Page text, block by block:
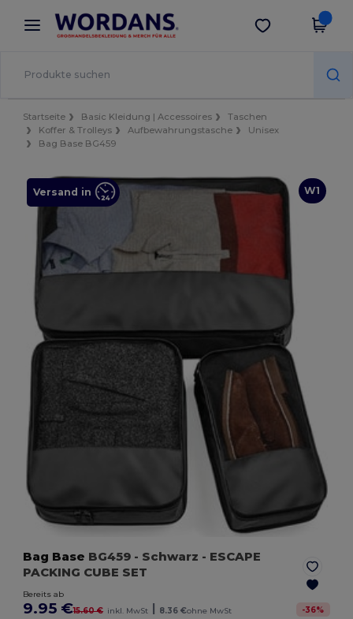
× Wordans App
Bessere Preise in der App!
App holen
Startseite Basic Kleidung | Accessoires
Taschen
Koffer & Trolleys
Aufbewahrungstasche
Unisex
Bag Base BG459
W1
Versand in
Bag Base BG459 - Schwarz - ESCAPE
PACKING CUBE SET
Bereits ab
9.95 €15.60 € inkl. MwSt | 8.36 €ohne MwSt -36%